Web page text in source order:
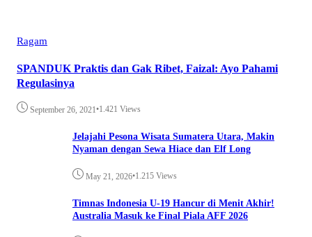
Ragam
SPANDUK Praktis dan Gak Ribet, Faizal: Ayo Pahami
Regulasinya
September 26, 2021•1.421 Views
Jelajahi Pesona Wisata Sumatera Utara, Makin
Nyaman dengan Sewa Hiace dan Elf Long
May 21, 2026•1.215 Views
Timnas Indonesia U-19 Hancur di Menit Akhir!
Australia Masuk ke Final Piala AFF 2026